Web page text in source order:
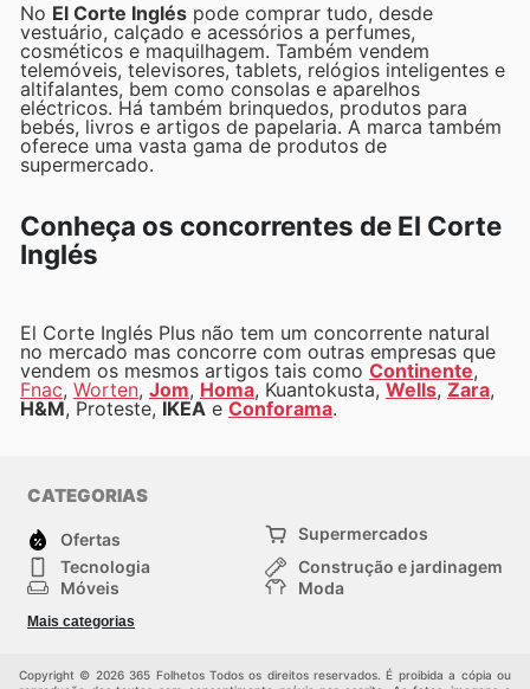
No El Corte Inglés pode comprar tudo, desde
vestuário, calçado e acessórios a perfumes,
cosméticos e maquilhagem. Também vendem
telemóveis, televisores, tablets, relógios inteligentes e
altifalantes, bem como consolas e aparelhos
eléctricos. Há também brinquedos, produtos para
bebés, livros e artigos de papelaria. A marca também
oferece uma vasta gama de produtos de
supermercado.
Conheça os concorrentes de El Corte
Inglés
El Corte Inglés Plus não tem um concorrente natural
no mercado mas concorre com outras empresas que
vendem os mesmos artigos tais como Continente,
Fnac, Worten, Jom, Homa, Kuantokusta, Wells, Zara,
H&M, Proteste, IKEA e Conforama.
CATEGORIAS
Ofertas
Supermercados
Tecnologia
Construção e jardinagem
Móveis
Moda
Crianças
Mais categorias
Copyright © 2026 365 Folhetos Todos os direitos reservados. É proibida a cópia ou